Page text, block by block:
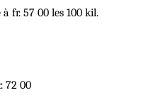
fr. 57 00 les 100 kil.
72 00